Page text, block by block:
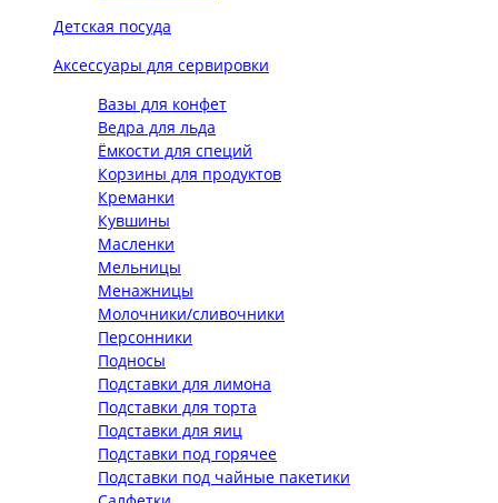
Детская посуда
Аксессуары для сервировки
Вазы для конфет
Ведра для льда
Ёмкости для специй
Корзины для продуктов
Креманки
Кувшины
Масленки
Мельницы
Менажницы
Молочники/сливочники
Персонники
Подносы
Подставки для лимона
Подставки для торта
Подставки для яиц
Подставки под горячее
Подставки под чайные пакетики